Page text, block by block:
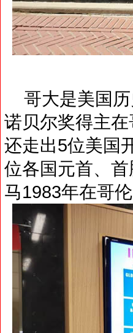
哥大是美国历
诺贝尔奖得主
还走出5位美国
位各国元首、
马1983年在哥